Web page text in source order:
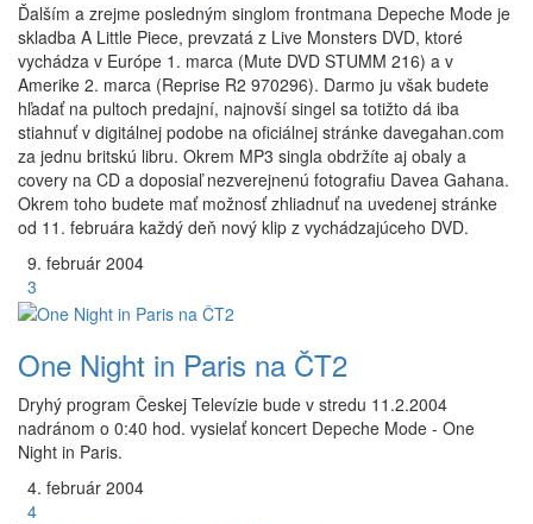
Ďalším a zrejme posledným singlom frontmana Depeche Mode je
skladba A Little Piece, prevzatá z Live Monsters DVD, ktoré
vychádza v Európe 1. marca (Mute DVD STUMM 216) a v
Amerike 2. marca (Reprise R2 970296). Darmo ju však budete
hľadať na pultoch predajní, najnovší singel sa totižto dá iba
stiahnuť v digitálnej podobe na oficiálnej stránke davegahan.com
za jednu britskú libru. Okrem MP3 singla obdržíte aj obaly a
covery na CD a doposiaľ nezverejnenú fotografiu Davea Gahana.
Okrem toho budete mať možnosť zhliadnuť na uvedenej stránke
od 11. februára každý deň nový klip z vychádzajúceho DVD.
9. február 2004
3
One Night in Paris na ČT2
Dryhý program Českej Televízie bude v stredu 11.2.2004
nadránom o 0:40 hod. vysielať koncert Depeche Mode - One
Night in Paris.
4. február 2004
4